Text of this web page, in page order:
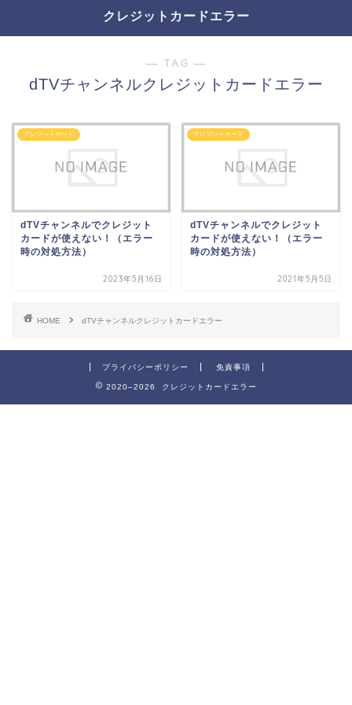
クレジットカードエラー
― TAG ―
dTVチャンネルクレジットカードエラー
クレジットカード
dTVチャンネルでクレジット
カードが使えない！（エラー
時の対処方法）
2023年5月16日
クレジットカード
dTVチャンネルでクレジット
カードが使えない！（エラー
時の対処方法）
2021年5月5日
HOME dTVチャンネルクレジットカードエラー
プライバシーポリシー 免責事項
2020–2026 クレジットカードエラー